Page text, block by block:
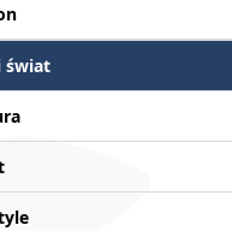
świat